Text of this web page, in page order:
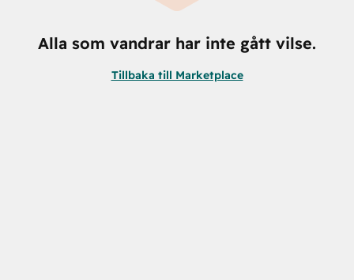
Alla som vandrar har inte gått vilse.
Tillbaka till Marketplace